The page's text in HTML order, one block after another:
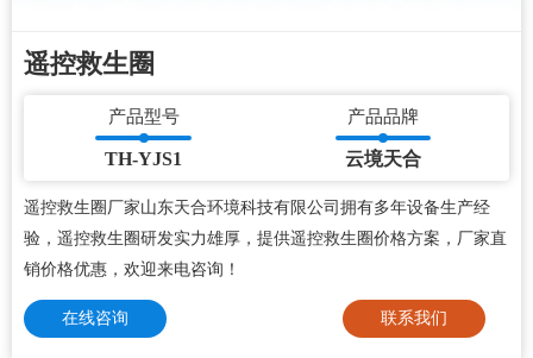
遥控救生圈
产品型号
TH-YJS1
产品品牌
云境天合
遥控救生圈厂家山东天合环境科技有限公司拥有多年设备生产经
验，遥控救生圈研发实力雄厚，提供遥控救生圈价格方案，厂家直
销价格优惠，欢迎来电咨询！
在线咨询 联系我们